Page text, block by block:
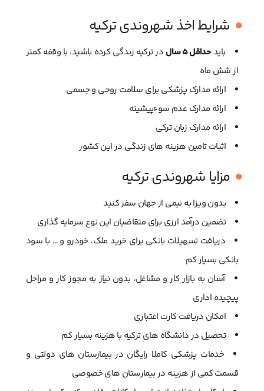
شرایط اخذ شهروندی ترکیه
بایدحداقل 5 سال
در ترکیه زندگی کرده باشید، با وقفه کمتر
از شش ماه
ارائه مدارک پزشکی برای سلامت روحی و جسمی
ارائه مدارک عدم سوءپیشینه
ارائه مدارک زبان ترکی
اثبات تامین هزینه های زندگی در این کشور
مزایا شهروندی ترکیه
بدون ویزا به نیمی از جهان سفر کنید
تضمین درآمد ارزی برای متقاضیان این نوع سرمایه گذاری
دریافت تسهیلات بانکی برای خرید ملک، خودرو و … با سود
بانکی بسیار کم
آسان به بازار کار و مشاغل، بدون نیاز به مجوز کار و مراحل
پیچیده اداری
امکان دریافت کارت اعتباری
تحصیل در دانشگاه های ترکیه با هزینه بسیار کم
خدمات پزشکی کاملا رایگان در بیمارستان های دولتی و
قسمت کمی از هزینه در بیمارستان های خصوصی